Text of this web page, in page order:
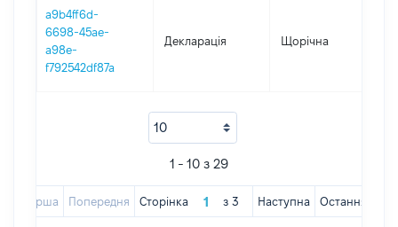
a9b4ff6d-
6698-45ae-
a98e-
f792542df87a
Декларація Щорічна
1 - 10 з 29
Перша Попередня Сторінка з 3 Наступна Остання